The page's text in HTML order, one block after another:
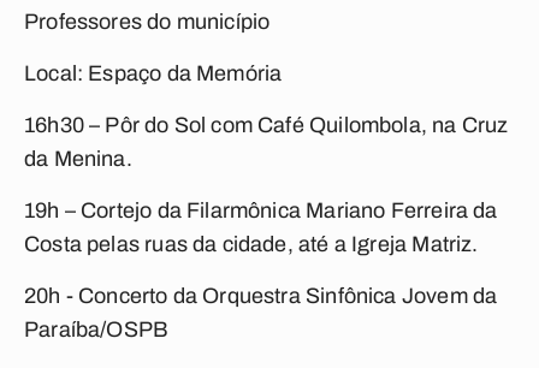
Professores do município
Local: Espaço da Memória
16h30 – Pôr do Sol com Café Quilombola, na Cruz
da Menina.
19h – Cortejo da Filarmônica Mariano Ferreira da
Costa pelas ruas da cidade, até a Igreja Matriz.
20h - Concerto da Orquestra Sinfônica Jovem da
Paraíba/OSPB